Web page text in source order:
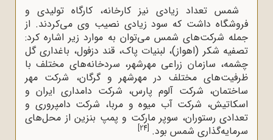
شمس تعداد زیادی نیز کارخانه، کارگاه تولیدی و
فروشگاه داشت که سود زیادی نصیب وی می‌کردند. از
جمله شرکت‌های شمس می‌توان به موارد زیر اشاره کرد:
تصفیه شکر (اهواز)، لبنیات پاک، قند دزفول، باغداری گل
چشمه، سازمان زراعی مهرشهر، سردخانه‌های مختلف با
ظرفیت‌های مختلف در مهرشهر و گرگان، شرکت مهر
ساختمان، شرکت آلوم پارس، شرکت دامداری ایران و
اسکاتیش، شرکت آب میوه و مربا، شرکت دامپروری و
تعدادی رستوران، سوپر مارکت و پمپ بنزین از محل‌های
سرمایه‌گذاری شمس بود. [24]